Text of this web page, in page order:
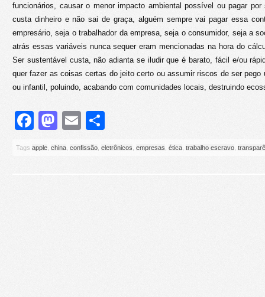
funcionários, causar o menor impacto ambiental possível ou pagar
custa dinheiro e não sai de graça, alguém sempre vai pagar essa
empresário, seja o trabalhador da empresa, seja o consumidor, seja a
atrás essas variáveis nunca sequer eram mencionadas na hora do
Ser sustentável custa, não adianta se iludir que é barato, fácil e/ou
quer fazer as coisas certas do jeito certo ou assumir riscos de ser pego
ou infantil, poluindo, acabando com comunidades locais, destruindo
Facebook
Mastodon
Email
Tags apple china confissão eletrônicos empresas ética trabalho escravo